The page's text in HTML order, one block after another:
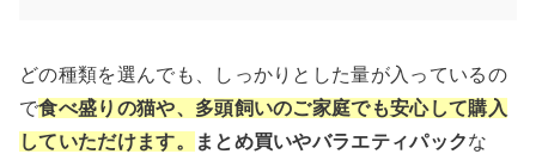
どの種類を選んでも、しっかりとした量が入っているの
で食べ盛りの猫や、多頭飼いのご家庭でも安心して購入
していただけます。
まとめ買いやバラエティパックな